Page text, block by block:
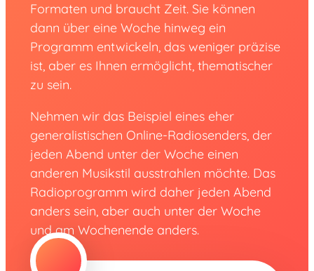
Formaten und braucht Zeit. Sie können
dann über eine Woche hinweg ein
Programm entwickeln, das weniger präzise
ist, aber es Ihnen ermöglicht, thematischer
zu sein.
Nehmen wir das Beispiel eines eher
generalistischen Online-Radiosenders, der
jeden Abend unter der Woche einen
anderen Musikstil ausstrahlen möchte. Das
Radioprogramm wird daher jeden Abend
anders sein, aber auch unter der Woche
und am Wochenende anders.